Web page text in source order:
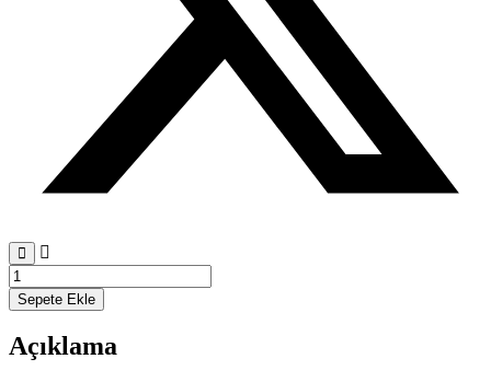
PEDAGOGICS
AS
A
SYSTEM
adet
Sepete Ekle
Açıklama